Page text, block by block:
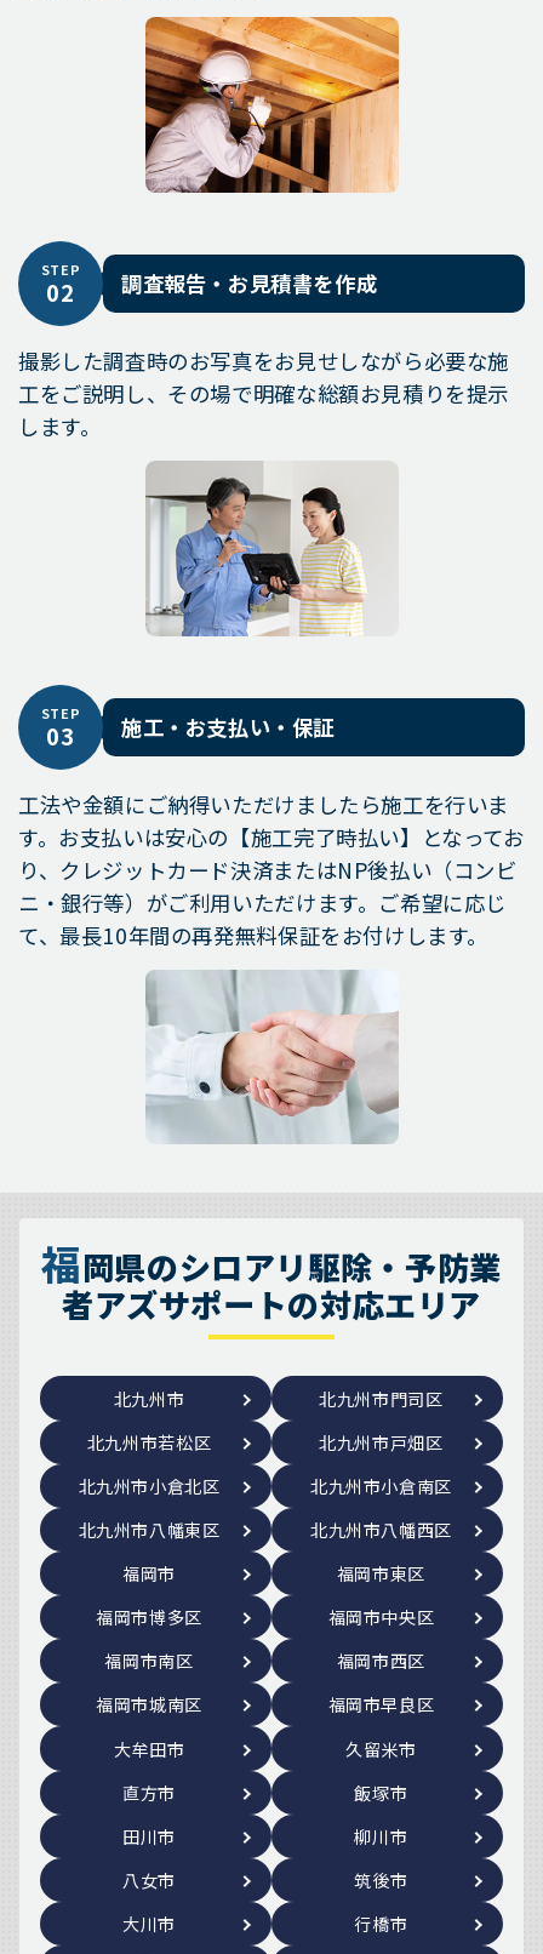
STEP
02 調査報告・お見積書を作成
撮影した調査時のお写真をお見せしながら必要な施
工をご説明し、その場で明確な総額お見積りを提示
します。
STEP
03 施工・お支払い・保証
工法や金額にご納得いただけましたら施工を行いま
す。お支払いは安心の【施工完了時払い】となってお
り、クレジットカード決済またはNP後払い（コンビ
ニ・銀行等）がご利用いただけます。ご希望に応じ
て、最長10年間の再発無料保証をお付けします。
福岡県のシロアリ駆除・予防業
者アズサポートの対応エリア
北九州市
北九州市門司区
北九州市若松区
北九州市戸畑区
北九州市小倉北区
北九州市小倉南区
北九州市八幡東区
北九州市八幡西区
福岡市
福岡市東区
福岡市博多区
福岡市中央区
福岡市南区
福岡市西区
福岡市城南区
福岡市早良区
大牟田市
久留米市
直方市
飯塚市
田川市
柳川市
八女市
筑後市
大川市
行橋市